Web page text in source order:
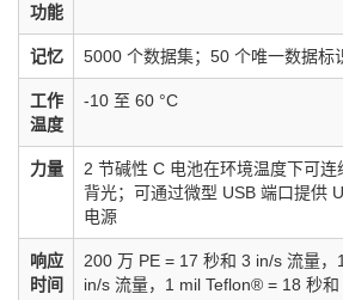
功能
记忆 5000 个数据集；50 个唯一数据标
工作
温度
-10 至 60 °C
力量
2 节碱性 C 电池在环境温度下可
背光；可通过微型 USB 端口提供
电源
响应
时间
200 万 PE = 17 秒和 3 in/s 流量，
in/s 流量，1 mil Teflon® = 18 秒